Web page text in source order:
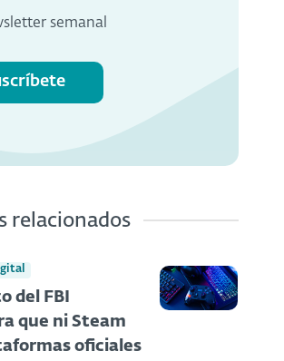
semanal
relacionados
del FBI
que ni Steam
oficiales